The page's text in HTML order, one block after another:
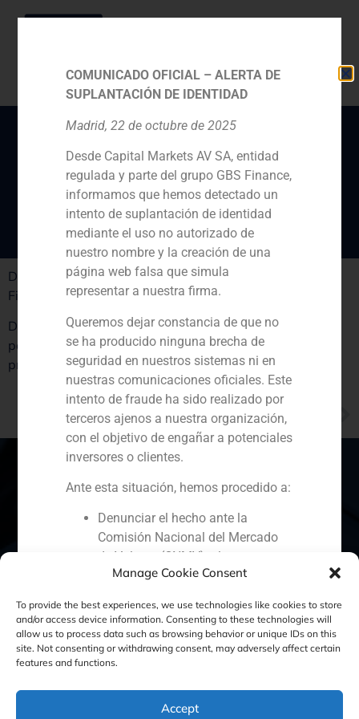
Manage Cookie Consent
To provide the best experiences, we use technologies like cookies to store
and/or access device information. Consenting to these technologies will
allow us to process data such as browsing behavior or unique IDs on this
site. Not consenting or withdrawing consent, may adversely affect certain
features and functions.
Accept
«No veo una oleada de
OPV’s en 2014»
Daniel Galván, director de GBS Finance en Inversión &
Finanzas
Daniel Galván, director de GBS Finance analiza las
posibles salidas a bolsa que se producirán en los
próximos meses.
Portugal Colombia
Ecuador Perú Chile
Política de Cookies Política de Privacidad
Aviso Legal
COMUNICADO OFICIAL – ALERTA DE
SUPLANTACIÓN DE IDENTIDAD
Madrid, 22 de octubre de 2025
Desde Capital Markets AV SA, entidad
regulada y parte del grupo GBS Finance,
informamos que hemos detectado un
intento de suplantación de identidad
mediante el uso no autorizado de
nuestro nombre y la creación de una
página web falsa que simula
representar a nuestra firma.
Queremos dejar constancia de que no
se ha producido ninguna brecha de
seguridad en nuestros sistemas ni en
nuestras comunicaciones oficiales. Este
intento de fraude ha sido realizado por
terceros ajenos a nuestra organización,
con el objetivo de engañar a potenciales
inversores o clientes.
Ante esta situación, hemos procedido a:
Denunciar el hecho ante la
Comisión Nacional del Mercado
de Valores (CNMV) y las
autoridades competentes.
internos de protección
reputacional y colaboración con
organismos especializados en
Recomendamos a todos nuestros
clientes, colaboradores y al público en